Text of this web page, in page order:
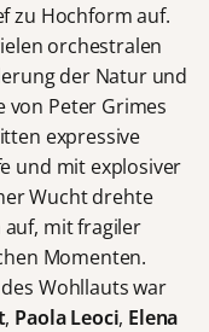
zu Hochform auf.
orchestralen
der Natur und
von Peter Grimes
expressive
und mit explosiver
Wucht drehte
auf, mit fragiler
Momenten.
Wohllauts war
, Paola Leoci, Elena